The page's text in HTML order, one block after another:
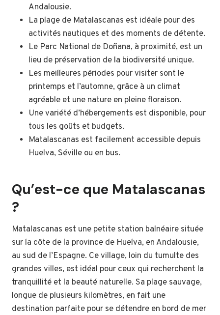
Andalousie.
La plage de Matalascanas est idéale pour des
activités nautiques et des moments de détente.
Le Parc National de Doñana, à proximité, est un
lieu de préservation de la biodiversité unique.
Les meilleures périodes pour visiter sont le
printemps et l’automne, grâce à un climat
agréable et une nature en pleine floraison.
Une variété d’hébergements est disponible, pour
tous les goûts et budgets.
Matalascanas est facilement accessible depuis
Huelva, Séville ou en bus.
Qu’est-ce que Matalascanas
?
Matalascanas est une petite station balnéaire située
sur la côte de la province de Huelva, en Andalousie,
au sud de l’Espagne. Ce village, loin du tumulte des
grandes villes, est idéal pour ceux qui recherchent la
tranquillité et la beauté naturelle. Sa plage sauvage,
longue de plusieurs kilomètres, en fait une
destination parfaite pour se détendre en bord de mer